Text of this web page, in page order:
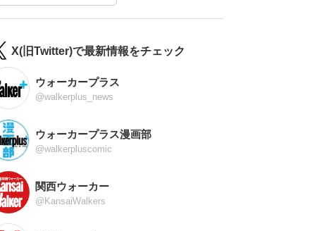
X(旧Twitter)で最新情報をチェック
ウォーカープラス
@walkerplus_news
ウォーカープラス漫画部
@walkerpluscomic
関西ウォーカー
@KansaiWalkers